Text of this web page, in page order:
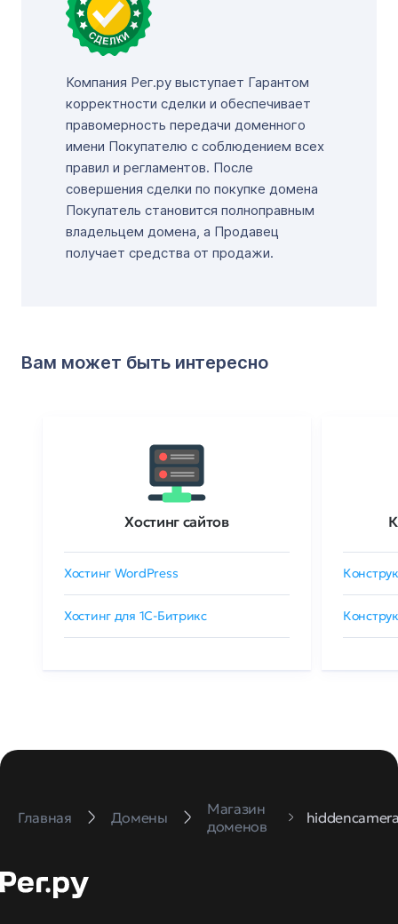
Компания Рег.ру выступает Гарантом
корректности сделки и обеспечивает
правомерность передачи доменного
имени Покупателю с соблюдением всех
правил и регламентов. После
совершения сделки по покупке домена
Покупатель становится полноправным
владельцем домена, а Продавец
получает средства от продажи.
Вам может быть интересно
Хостинг сайтов
Хостинг WordPress
Хостинг для 1C-Битрикс
Главная Домены
Магазин
доменов